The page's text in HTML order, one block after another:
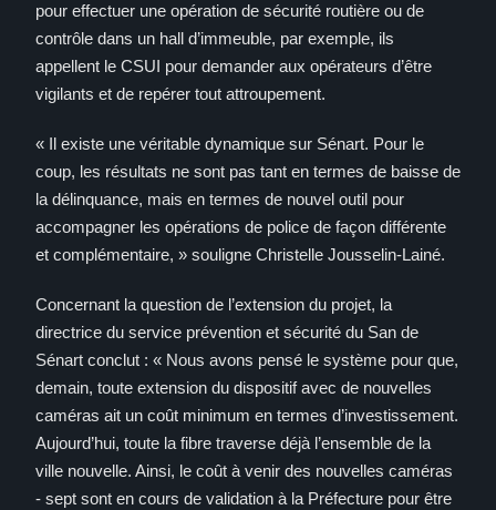
pour effectuer une opération de sécurité routière ou de
contrôle dans un hall d’immeuble, par exemple, ils
appellent le CSUI pour demander aux opérateurs d’être
vigilants et de repérer tout attroupement.
« Il existe une véritable dynamique sur Sénart. Pour le
coup, les résultats ne sont pas tant en termes de baisse de
la délinquance, mais en termes de nouvel outil pour
accompagner les opérations de police de façon différente
et complémentaire, » souligne Christelle Jousselin-Lainé.
Concernant la question de l’extension du projet, la
directrice du service prévention et sécurité du San de
Sénart conclut : « Nous avons pensé le système pour que,
demain, toute extension du dispositif avec de nouvelles
caméras ait un coût minimum en termes d’investissement.
Aujourd’hui, toute la fibre traverse déjà l’ensemble de la
ville nouvelle. Ainsi, le coût à venir des nouvelles caméras
- sept sont en cours de validation à la Préfecture pour être